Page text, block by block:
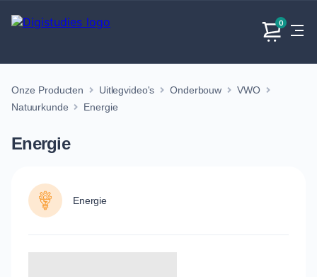
0
Exacte
vakken
vakken.
Taalvakken Maatschappijvakken Producten
Onze Producten Uitlegvideo's Onderbouw
VWO
Natuurkunde
Energie
Energie
Energie